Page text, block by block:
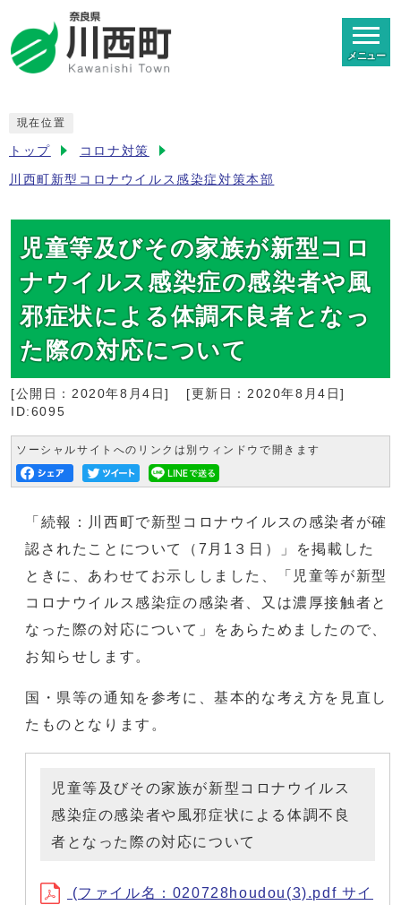
メニュー
現在位置
トップ コロナ対策
川西町新型コロナウイルス感染症対策本部
児童等及びその家族が新型コロ
ナウイルス感染症の感染者や風
邪症状による体調不良者となっ
た際の対応について
[公開日： 2020年8月4日] [更新日： 2020年8月4日]
ID:6095
ソーシャルサイトへのリンクは別ウィンドウで開きます
「続報：川西町で新型コロナウイルスの感染者が確
認されたことについて（7月1３日）」を掲載した
ときに、あわせてお示ししました、「児童等が新型
コロナウイルス感染症の感染者、又は濃厚接触者と
なった際の対応について」をあらためましたので、
お知らせします。
国・県等の通知を参考に、基本的な考え方を見直し
たものとなります。
児童等及びその家族が新型コロナウイルス
感染症の感染者や風邪症状による体調不良
者となった際の対応について
(ファイル名：020728houdou(3).pdf サイ